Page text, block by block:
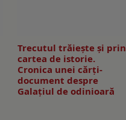
Trecutul trăiește și prin
cartea de istorie.
Cronica unei cărți-
document despre
Galațiul de odinioară